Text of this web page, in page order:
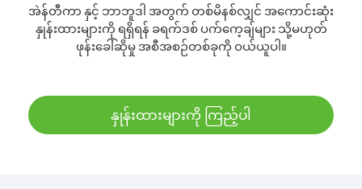
အဲန်တီကာ နှင့် ဘာဘူဒါ အတွက် တစ်မိနစ်လျှင် အကောင်းဆုံး
နှုန်းထားများကို ရရှိရန် ခရက်ဒစ် ပက်ကေ့ချ်များ သို့မဟုတ်
ဖုန်းခေါ်ဆိုမှု အစီအစဉ်တစ်ခုကို ဝယ်ယူပါ။
နှုန်းထားများကို ကြည့်ပါ